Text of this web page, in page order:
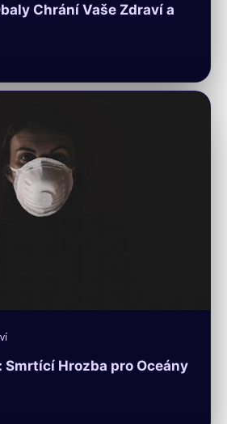
Chrání Vaše Zdraví a
Smrtící Hrozba pro Oceány